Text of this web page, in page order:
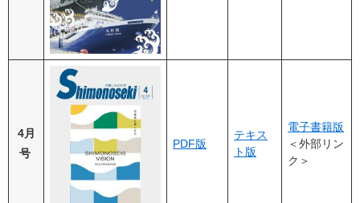
4月
号
PDF版
テキス
ト版
電子書籍版
＜外部リン
ク＞